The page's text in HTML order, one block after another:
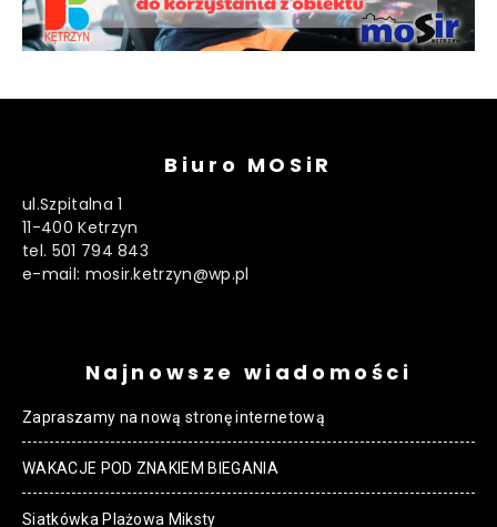
Biuro MOSiR
ul.Szpitalna 1
11-400 Ketrzyn
tel. 501 794 843
e-mail: mosir.ketrzyn@wp.pl
Najnowsze wiadomości
Zapraszamy na nową stronę internetową
WAKACJE POD ZNAKIEM BIEGANIA
Siatkówka Plażowa Miksty